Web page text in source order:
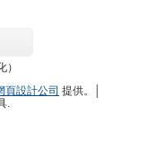
）
頁設計公司 提供。│
.